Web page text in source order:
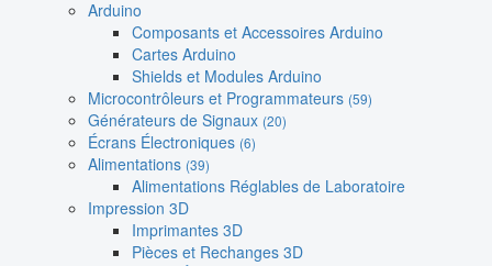
Arduino
Composants et Accessoires Arduino
Cartes Arduino
Shields et Modules Arduino
Microcontrôleurs et Programmateurs (59)
Générateurs de Signaux (20)
Écrans Électroniques (6)
Alimentations (39)
Alimentations Réglables de Laboratoire
Impression 3D
Imprimantes 3D
Pièces et Rechanges 3D